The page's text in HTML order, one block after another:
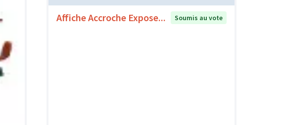
Affiche Accroche Expose... Soumis au vote